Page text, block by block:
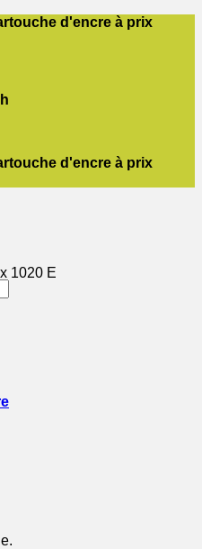
d'encre à prix
d'encre à prix
1020 E